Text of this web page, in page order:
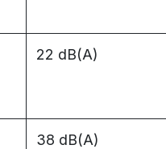
22 dB(A)
38 dB(A)